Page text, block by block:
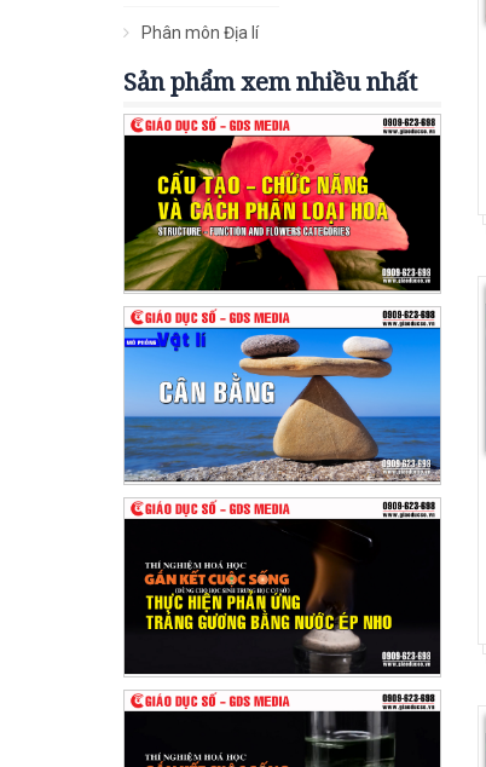
Phân môn Địa lí
Sản phẩm xem nhiều nhất